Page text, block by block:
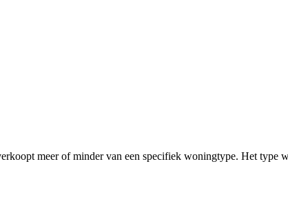
meer of minder van een specifiek woningtype. Het type